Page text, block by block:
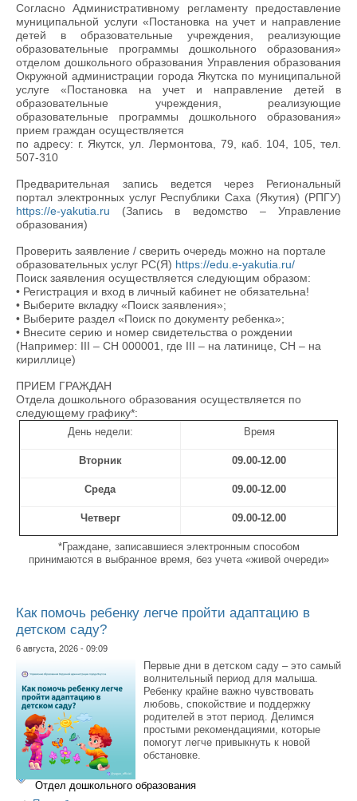
Согласно Административному регламенту предоставление
муниципальной услуги «Постановка на учет и направление
детей в образовательные учреждения, реализующие
образовательные программы дошкольного образования»
отделом дошкольного образования Управления образования
Окружной администрации города Якутска по муниципальной
услуге «Постановка на учет и направление детей в
образовательные учреждения, реализующие
образовательные программы дошкольного образования»
прием граждан осуществляется
по адресу: г. Якутск, ул. Лермонтова, 79, каб. 104, 105, тел.
507-310
Предварительная запись ведется через Региональный
портал электронных услуг Республики Саха (Якутия) (РПГУ)
https://e-yakutia.ru (Запись в ведомство – Управление
образования)
Проверить заявление / сверить очередь можно на портале
образовательных услуг РС(Я) https://edu.e-yakutia.ru/
Поиск заявления осуществляется следующим образом:
• Регистрация и вход в личный кабинет не обязательна!
• Выберите вкладку «Поиск заявления»;
• Выберите раздел «Поиск по документу ребенка»;
• Внесите серию и номер свидетельства о рождении
(Например: III – CH 000001, где III – на латинице, СН – на
кириллице)
ПРИЕМ ГРАЖДАН
Отдела дошкольного образования осуществляется по
следующему графику*:
День недели: Время
Вторник 09.00-12.00
Среда 09.00-12.00
Четверг 09.00-12.00
*Граждане, записавшиеся электронным способом
принимаются в выбранное время, без учета «живой очереди»
Как помочь ребенку легче пройти адаптацию в
детском саду?
6 августа, 2026 - 09:09
Первые дни в детском саду – это самый
волнительный период для малыша.
Ребенку крайне важно чувствовать
любовь, спокойствие и поддержку
родителей в этот период. Делимся
простыми рекомендациями, которые
помогут легче привыкнуть к новой
обстановке.
Отдел дошкольного образования